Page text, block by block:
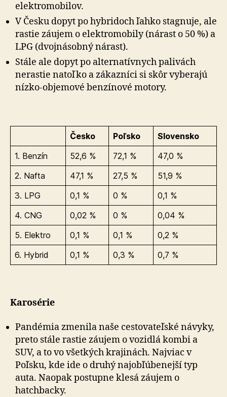
elektromobilov.
V Česku dopyt po hybridoch ľahko stagnuje, ale
rastie záujem o elektromobily (nárast o 50 %) a
LPG (dvojnásobný nárast).
Stále ale dopyt po alternatívnych palivách
nerastie natoľko a zákazníci si skôr vyberajú
nízko-objemové benzínové motory.
Česko Poľsko
Slovensko
1. Benzín
52,6 % 72,1 %
47,0 %
2. Nafta
47,1 % 27,5 %
51,9 %
3. LPG
0,1 % 0 %
0,1 %
4. CNG
0,02 % 0 %
0,04 %
5. Elektro
0,1 % 0,1 %
0,2 %
6. Hybrid
0,1 % 0,3 % 0,7 %
Karosérie
Pandémia zmenila naše cestovateľské návyky,
preto stále rastie záujem o vozidlá kombi a
SUV, a to vo všetkých krajinách. Najviac v
Poľsku, kde ide o druhý najobľúbenejší typ
auta. Naopak postupne klesá záujem o
hatchbacky.